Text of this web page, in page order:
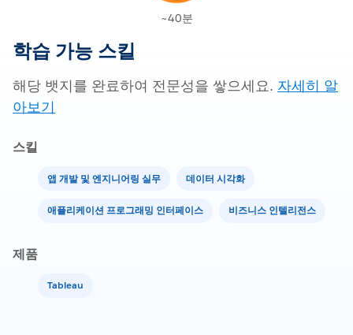
~40분
학습 가능 스킬
해당 뱃지를 완료하여 전문성을 쌓으세요. 자세히 알
아보기
스킬
앱 개발 및 엔지니어링 실무 데이터 시각화
애플리케이션 프로그래밍 인터페이스 비즈니스 인텔리전스
제품
Tableau